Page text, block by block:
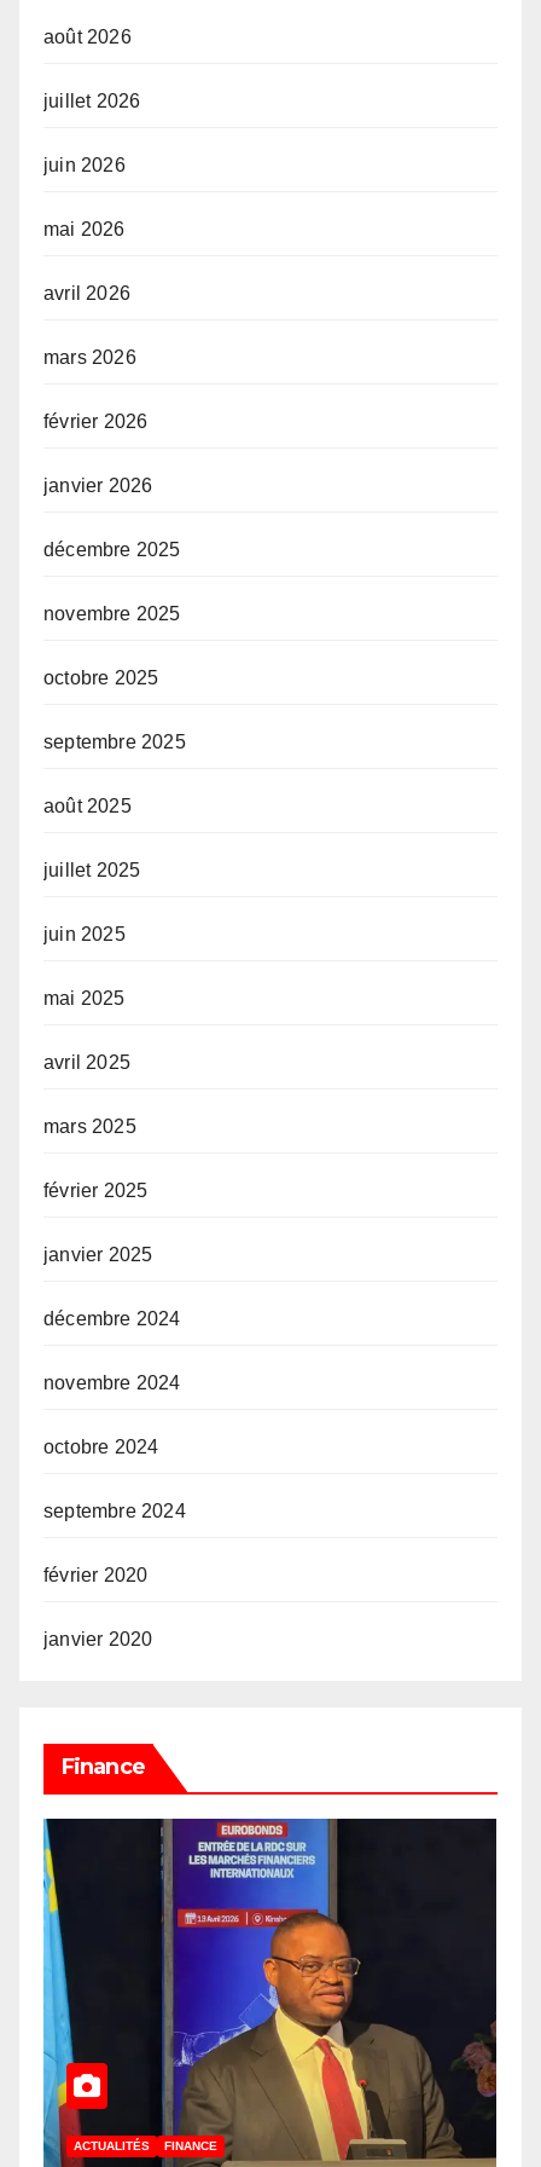
août 2026
juillet 2026
juin 2026
mai 2026
avril 2026
mars 2026
février 2026
janvier 2026
décembre 2025
novembre 2025
octobre 2025
septembre 2025
août 2025
juillet 2025
juin 2025
mai 2025
avril 2025
mars 2025
février 2025
janvier 2025
décembre 2024
novembre 2024
octobre 2024
septembre 2024
février 2020
janvier 2020
Finance
ACTUALITÉS FINANCE